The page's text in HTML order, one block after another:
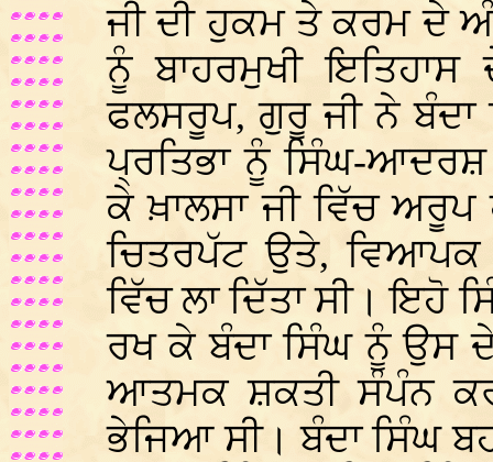
ਜੀ ਦੀ ਹੁਕਮ ਤੇ ਕਰਮ ਦੇ
ਨੂੰ ਬਾਹਰਮੁਖੀ
ਫਲਸਰੂਪ, ਗੁਰੂ ਜੀ ਨੇ
ਪ੍ਰਤਿਭਾ ਨੂੰ ਸਿੰਘ-ਆਦਰਸ਼
ਕੇ ਖ਼ਾਲਸਾ ਜੀ ਵਿੱਚ
ਚਿਤਰਪੱਟ ਉਤੇ, ਵਿਆਪਕ
ਵਿੱਚ ਲਾ ਦਿੱਤਾ ਸੀ।
ਰਖ ਕੇ ਬੰਦਾ ਸਿੰਘ ਨੂੰ ਉਸ
ਆਤਮਕ ਸ਼ਕਤੀ ਸੰਪੰਨ
ਭੇਜਿਆ ਸੀ। ਬੰਦਾ ਸਿੰਘ